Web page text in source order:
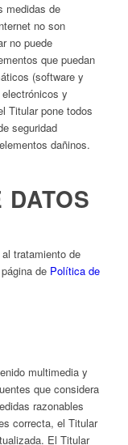
medidas de
no son
no puede
que puedan
(software y
y
Titular pone todos
seguridad
dañinos.
DATOS
tratamiento de
de Política de
multimedia y
que considera
razonables
correcta, el Titular
El Titular